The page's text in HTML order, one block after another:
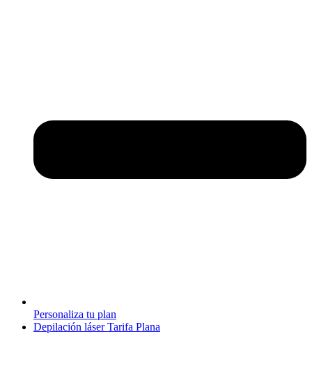
Personaliza tu plan
Depilación láser Tarifa Plana